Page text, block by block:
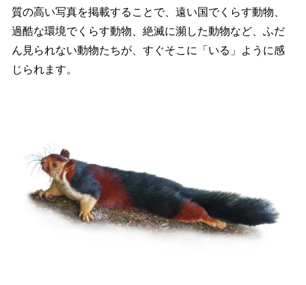
質の高い写真を掲載することで、遠い国でくらす動物、
過酷な環境でくらす動物、絶滅に瀕した動物など、ふだ
ん見られない動物たちが、すぐそこに「いる」ように感
じられます。